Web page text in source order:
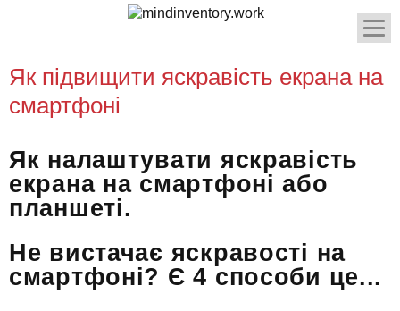
Як підвищити яскравість екрана на
смартфоні
Як налаштувати яскравість
екрана на смартфоні або
планшеті.
Не вистачає яскравості на
смартфоні? Є 4 способи це...